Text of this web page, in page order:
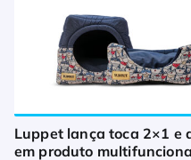
Luppet lança toca 2×1 e
em produto